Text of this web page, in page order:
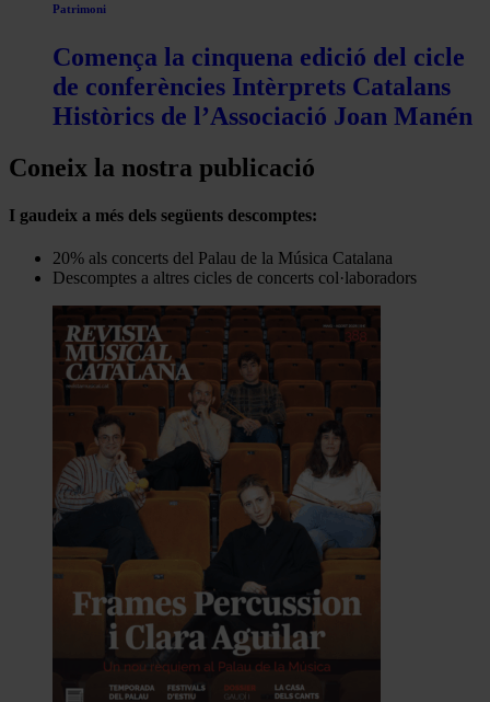
Patrimoni
Comença la cinquena edició del cicle
de conferències Intèrprets Catalans
Històrics de l’Associació Joan Manén
Coneix la nostra publicació
I gaudeix a més dels següents descomptes:
20% als concerts del Palau de la Música Catalana
Descomptes a altres cicles de concerts col·laboradors